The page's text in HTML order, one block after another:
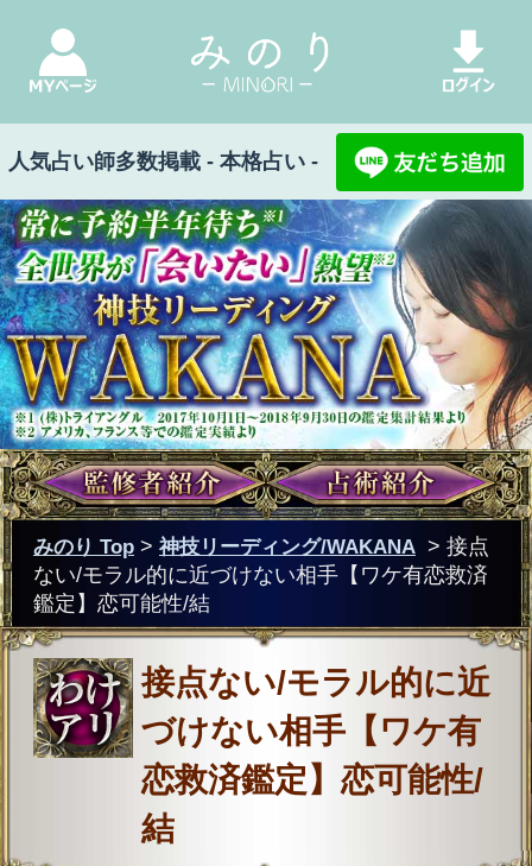
みのり Top>神技リーディング/WAKANA >接点
ない/モラル的に近づけない相手【ワケ有恋救済
鑑定】恋可能性/結
接点ない/モラル的に近
づけない相手【ワケ有
恋救済鑑定】恋可能性/
結
【歳の差/職場/略奪etc.】秘する恋、
好意が絶対にバレたくないあの人へ
の恋……あなたの苦しいお気持ちが
私の占いによって晴れ、相手との素
敵な結び付きに繋がりますように。
想いの成就のために導きますね。